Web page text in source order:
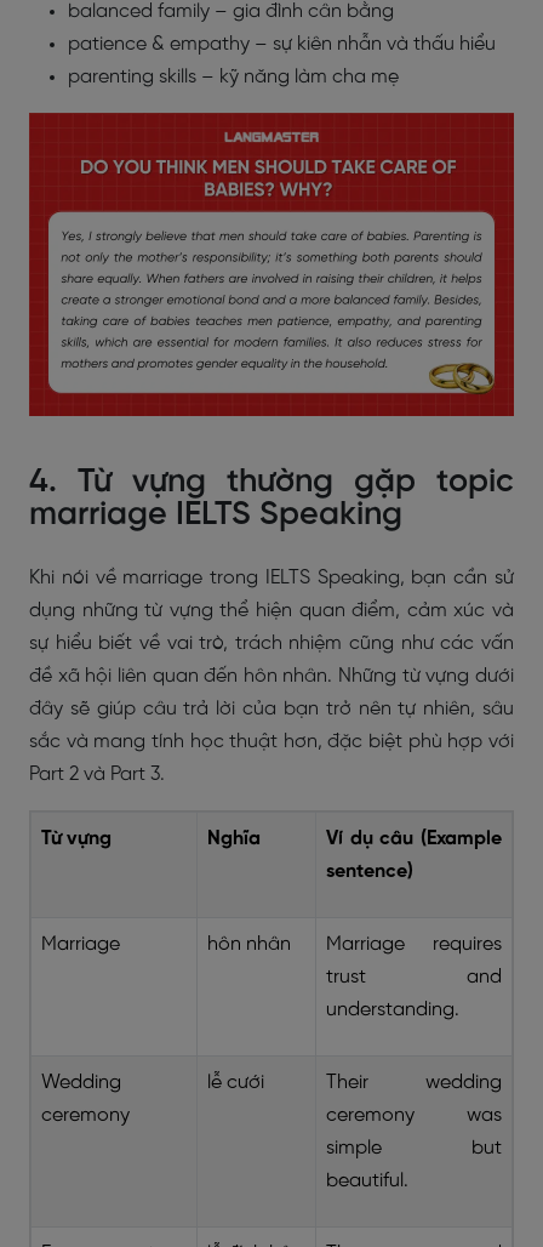
balanced family – gia đình cân bằng
patience & empathy – sự kiên nhẫn và thấu hiểu
parenting skills – kỹ năng làm cha mẹ
4. Từ vựng thường gặp topic
marriage IELTS Speaking
Khi nói về marriage trong IELTS Speaking, bạn cần sử
dụng những từ vựng thể hiện quan điểm, cảm xúc và
sự hiểu biết về vai trò, trách nhiệm cũng như các vấn
đề xã hội liên quan đến hôn nhân. Những từ vựng dưới
đây sẽ giúp câu trả lời của bạn trở nên tự nhiên, sâu
sắc và mang tính học thuật hơn, đặc biệt phù hợp với
Part 2 và Part 3.
Từ vựng Nghĩa
Ví dụ câu (Example
sentence)
Marriage hôn nhân
Marriage requires
trust and
understanding.
Wedding
ceremony
lễ cưới
Their wedding
ceremony was
simple but
beautiful.